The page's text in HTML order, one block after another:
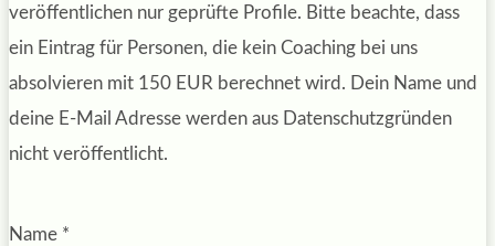
veröffentlichen nur geprüfte Profile. Bitte beachte, dass
ein Eintrag für Personen, die kein Coaching bei uns
absolvieren mit 150 EUR berechnet wird. Dein Name und
deine E-Mail Adresse werden aus Datenschutzgründen
nicht veröffentlicht.
Name *